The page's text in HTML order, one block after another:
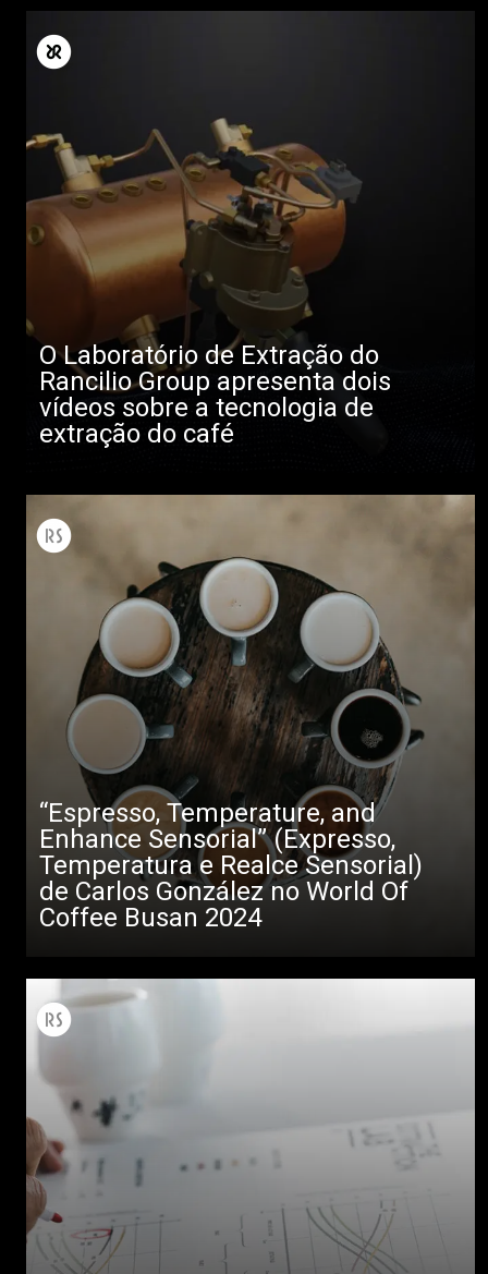
O Laboratório de Extração do
Rancilio Group apresenta dois
vídeos sobre a tecnologia de
extração do café
“Espresso, Temperature, and
Enhance Sensorial” (Expresso,
Temperatura e Realce Sensorial)
de Carlos González no World Of
Coffee Busan 2024